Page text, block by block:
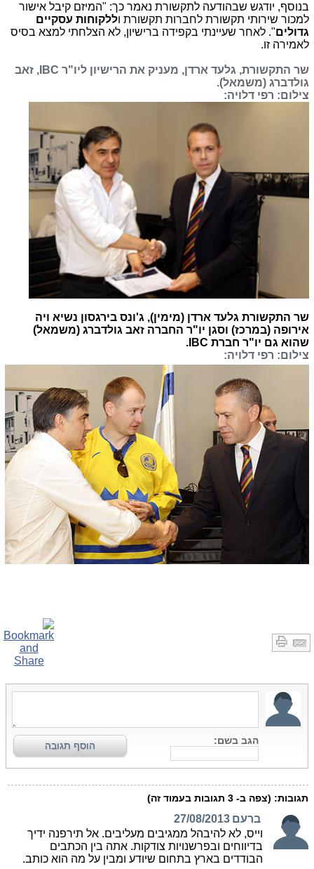
בנוסף, יודגש שבהודעה לתקשורת נאמר כך: "המיזם קיבל אישור
למכור שירותי תקשורת לחברות תקשורת וללקוחות עסקיים
גדולים". לאחר שעיינתי בקפידה ברישיון, לא הצלחתי למצא בסיס
לאמירה זו.
שר התקשורת, גלעד ארדן, מעניק את הרישיון ליו"ר IBC, זאב
גולדברג (משמאל).
צילום: רפי דלויה:
שר התקשורת גלעד ארדן (מימין), ג'ונס בירגסון נשיא ויה
אירופה (במרכז) וסגן יו"ר החברה זאב גולדברג (משמאל)
שהוא גם יו"ר חברת IBC.
צילום: רפי דלויה: